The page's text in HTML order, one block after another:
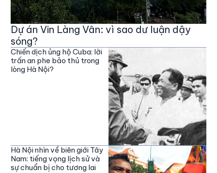
Dự án Vin Làng Vân: vì sao dư luận dậy
sóng?
Chiến dịch ủng hộ Cuba: lời
trấn an phe bảo thủ trong
lòng Hà Nội?
Hà Nội nhìn về biên giới Tây
Nam: tiếng vọng lịch sử và
sự chuẩn bị cho tương lai